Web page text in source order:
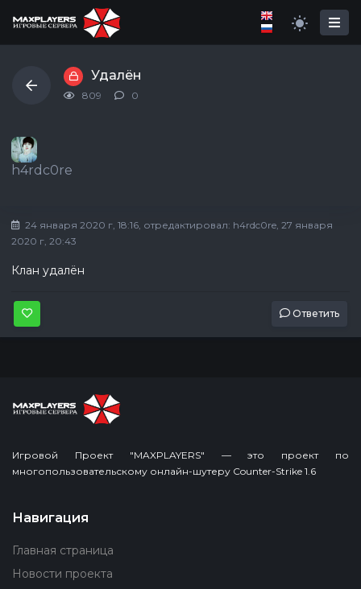
Удалён
809 0
h4rdc0re
24 января 2020 г, 18:16, отредактировал: h4rdc0re, 27 января
2020 г, 20:43
Клан удалён
Ответить
Игровой Проект "MAXPLAYERS" — это проект по
многопользовательскому онлайн-шутеру Counter-Strike 1.6
Навигация
Главная страница
Новости проекта